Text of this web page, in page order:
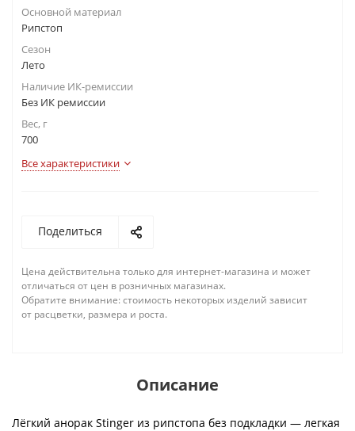
Основной материал
Рипстоп
Сезон
Лето
Наличие ИК-ремиссии
Без ИК ремиссии
Вес, г
700
Все характеристики
Поделиться
Цена действительна только для интернет-магазина и может
отличаться от цен в розничных магазинах.
Обратите внимание: стоимость некоторых изделий зависит
от расцветки, размера и роста.
Описание
Лёгкий анорак Stinger из рипстопа без подкладки — легкая